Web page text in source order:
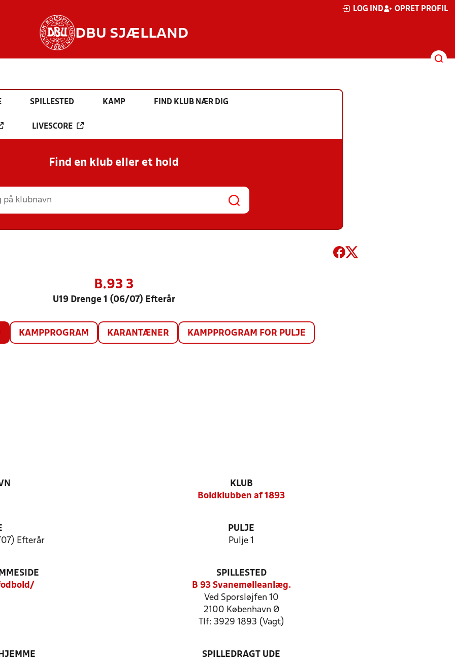
LOG IND OPRET PROFIL
DBU SJÆLLAND
SPILLESTED KAMP FIND KLUB NÆR DIG
LIVESCORE
Find en klub eller et hold
B.93 3
U19 Drenge 1 (06/07) Efterår
KAMPPROGRAM KARANTÆNER KAMPPROGRAM FOR PULJE
KLUB
Boldklubben af 1893
Efterår
PULJE
Pulje 1
SPILLESTED
B 93 Svanemølleanlæg.
Ved Sporsløjfen 10
2100 København Ø
Tlf: 3929 1893 (Vagt)
SPILLEDRAGT UDE